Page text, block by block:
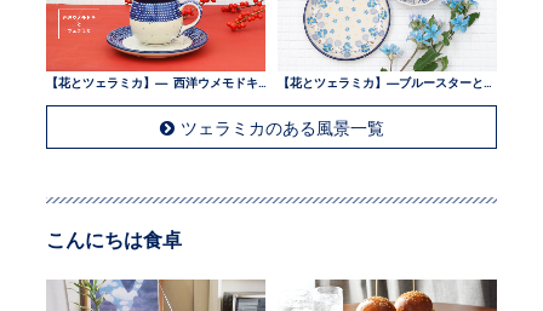
ツェラミカのある風景一覧
こんにちは食卓